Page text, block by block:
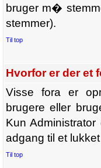
bruger m�
stemmer).
Til top
Hvorfor er der et
Visse fora er
brugere eller
Kun
adgang til et
Til top